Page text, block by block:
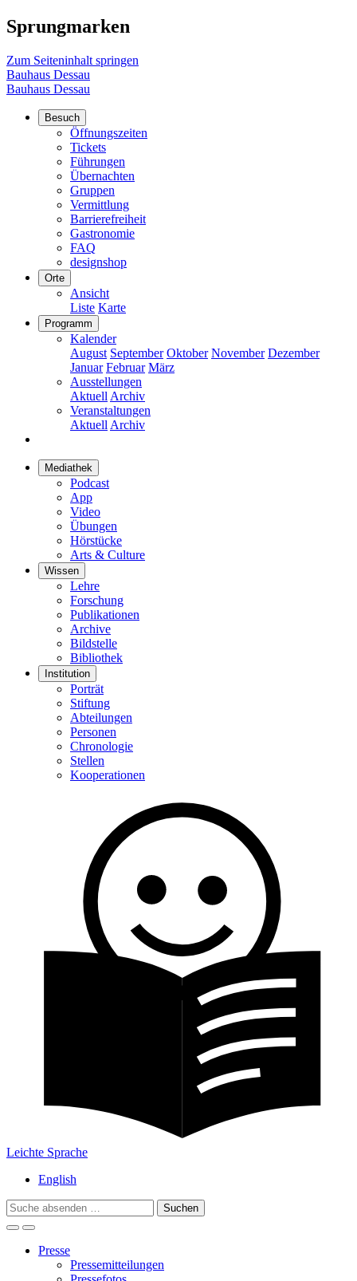
Sprungmarken
Zum Seiteninhalt springen
Bauhaus Dessau
Bauhaus Dessau
Besuch
Öffnungszeiten
Tickets
Führungen
Übernachten
Gruppen
Vermittlung
Barrierefreiheit
Gastronomie
FAQ
designshop
Orte
Ansicht
Liste Karte
Programm
Kalender
August September Oktober November Dezember
Januar Februar März
Ausstellungen
Aktuell Archiv
Veranstaltungen
Aktuell Archiv
Mediathek
Podcast
App
Video
Übungen
Hörstücke
Arts & Culture
Wissen
Lehre
Forschung
Publikationen
Archive
Bildstelle
Bibliothek
Institution
Porträt
Stiftung
Abteilungen
Personen
Chronologie
Stellen
Kooperationen
Leichte Sprache
English
Search
for:
Presse
Pressemitteilungen